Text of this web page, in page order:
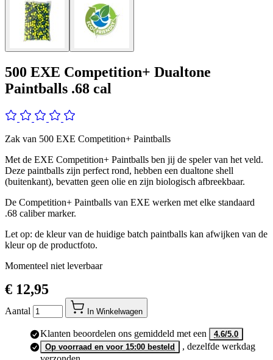
500 EXE Competition+ Dualtone
Paintballs .68 cal
Zak van 500 EXE Competition+ Paintballs
Met de EXE Competition+ Paintballs ben jij de speler van het veld.
Deze paintballs zijn perfect rond, hebben een dualtone shell
(buitenkant), bevatten geen olie en zijn biologisch afbreekbaar.
De Competition+ Paintballs van EXE werken met elke standaard
.68 caliber marker.
Let op: de kleur van de huidige batch paintballs kan afwijken van de
kleur op de productfoto.
Momenteel niet leverbaar
€ 12,95
Aantal In Winkelwagen
Klanten beoordelen ons gemiddeld met een
4.6/5.0
Op voorraad en voor 15:00 besteld
, dezelfde werkdag